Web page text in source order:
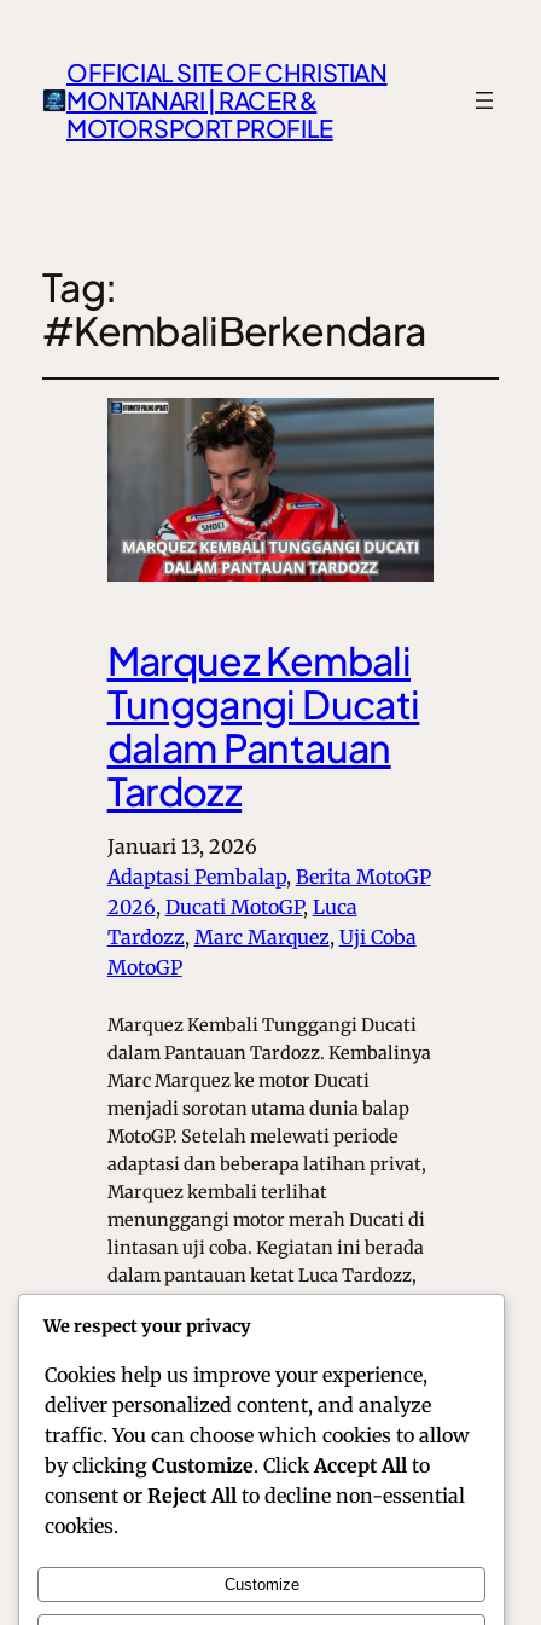
OFFICIAL SITE OF CHRISTIAN
MONTANARI | RACER &
MOTORSPORT PROFILE
Tag:
#KembaliBerkendara
Marquez Kembali
Tunggangi Ducati
dalam Pantauan
Tardozz
Januari 13, 2026
Adaptasi Pembalap, Berita MotoGP
2026, Ducati MotoGP, Luca
Tardozz, Marc Marquez, Uji Coba
MotoGP
Marquez Kembali Tunggangi Ducati
dalam Pantauan Tardozz. Kembalinya
Marc Marquez ke motor Ducati
menjadi sorotan utama dunia balap
MotoGP. Setelah melewati periode
adaptasi dan beberapa latihan privat,
Marquez kembali terlihat
menunggangi motor merah Ducati di
lintasan uji coba. Kegiatan ini berada
dalam pantauan ketat Luca Tardozz,
performa dan adaptasi pembalap.
We respect your privacy
Cookies help us improve your experience,
deliver personalized content, and analyze
traffic. You can choose which cookies to allow
by clicking Customize. Click Accept All to
consent or Reject All to decline non-essential
cookies.
Customize